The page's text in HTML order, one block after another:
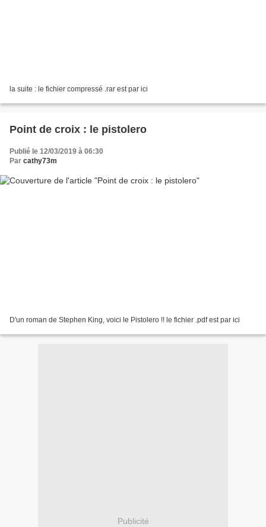
la suite : le fichier compressé .rar est par ici
Point de croix : le pistolero
Publié le 12/03/2019 à 06:30
Par cathy73m
D'un roman de Stephen King, voici le Pistolero !! le fichier .pdf est par ici
Publicité